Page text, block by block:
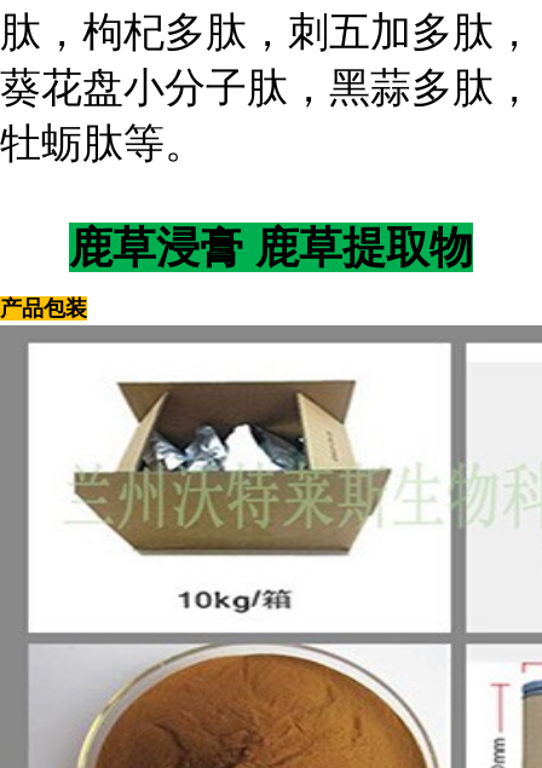
肽，枸杞多肽，刺五加多肽，
葵花盘小分子肽，黑蒜多肽，
牡蛎肽等。
鹿草浸膏 鹿草提取物
产品包装